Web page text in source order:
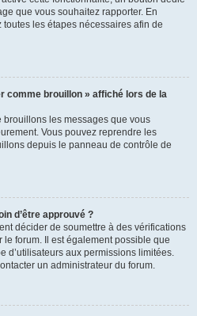
que vous souhaitez rapporter. En
les étapes nécessaires afin de
comme brouillon » affiché lors de la
brouillons les messages que vous
Vous pouvez reprendre les
depuis le panneau de contrôle de
d’être approuvé ?
décider de soumettre à des vérifications
le forum. Il est également possible que
d’utilisateurs aux permissions limitées.
un administrateur du forum.